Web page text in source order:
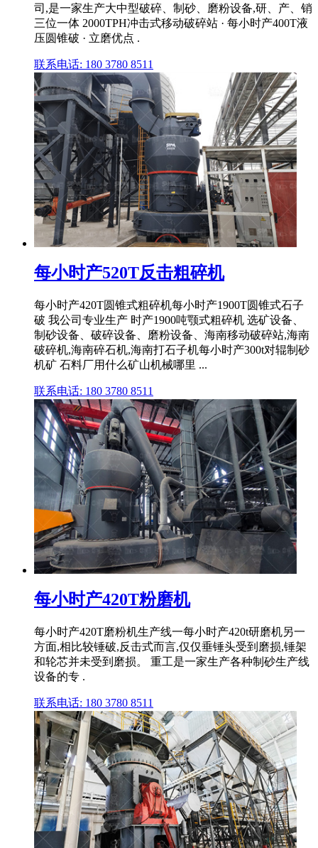
司,是一家生产大中型破碎、制砂、磨粉设备,研、产、销
三位一体 2000TPH冲击式移动破碎站 · 每小时产400T液
压圆锥破 · 立磨优点 .
联系电话: 180 3780 8511
每小时产520T反击粗碎机
每小时产420T圆锥式粗碎机每小时产1900T圆锥式石子
破 我公司专业生产 时产1900吨颚式粗碎机 选矿设备、
制砂设备、破碎设备、磨粉设备、海南移动破碎站,海南
破碎机,海南碎石机,海南打石子机每小时产300t对辊制砂
机矿 石料厂用什么矿山机械哪里 ...
联系电话: 180 3780 8511
每小时产420T粉磨机
每小时产420T磨粉机生产线一每小时产420t研磨机另一
方面,相比较锤破,反击式而言,仅仅垂锤头受到磨损,锤架
和轮芯并未受到磨损。 重工是一家生产各种制砂生产线
设备的专 .
联系电话: 180 3780 8511